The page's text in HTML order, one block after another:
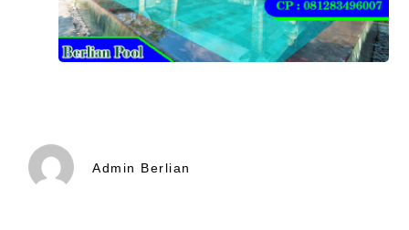
Admin Berlian